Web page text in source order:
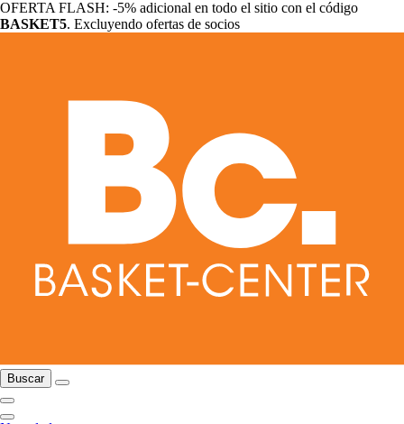
OFERTA FLASH: -5% adicional en todo el sitio con el código
BASKET5. Excluyendo ofertas de socios
Buscar